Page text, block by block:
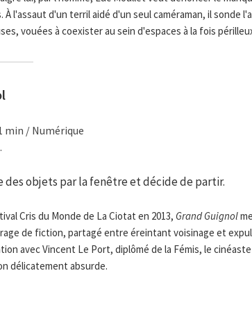
À l'assaut d'un terril aidé d'un seul caméraman, il sonde
vouées à coexister au sein d'espaces à la fois
min / Numérique
des objets par la fenêtre et décide de partir.
Cris du Monde de La Ciotat en 2013, Grand Guignol
de fiction, partagé entre éreintant voisinage et
avec Vincent Le Port, diplômé de la Fémis, le
délicatement absurde.